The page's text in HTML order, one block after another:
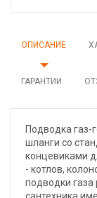
ОПИСАНИЕ
ГАРАНТИИ
Подводка
шланги со
концевиками
- котлов,
подводки
сантехника